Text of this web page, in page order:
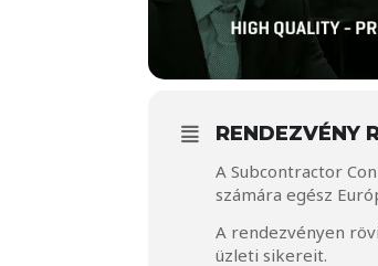
RENDEZVÉNY
A Subcontractor
számára egész
A rendezvényen
üzleti sikereit.